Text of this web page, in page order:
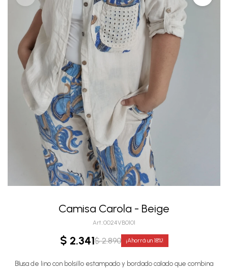
Camisa Carola - Beige
0024VB0101
$ 2.341$ 2.890 18
Blusa de lino con bolsillo estampado y bordado calado que combina